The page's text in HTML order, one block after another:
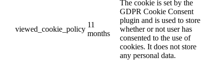
viewed_cookie_policy
11
months
The cookie is set by the
GDPR Cookie Consent
plugin and is used to store
whether or not user has
consented to the use of
cookies. It does not store
any personal data.